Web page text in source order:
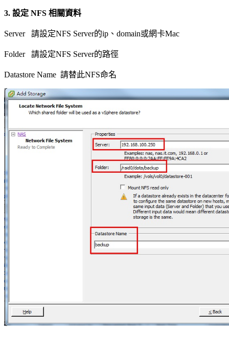
3. 設定 NFS 相關資料
Server 請設定NFS Server的ip、domain或網卡Mac
Folder 請設定NFS Server的路徑
Datastore Name 請替此NFS命名